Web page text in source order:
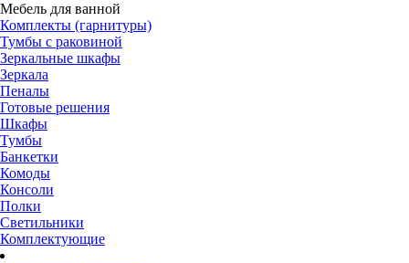
Мебель для ванной
Комплекты (гарнитуры)
Тумбы с раковиной
Зеркальные шкафы
Зеркала
Пеналы
Готовые решения
Шкафы
Тумбы
Банкетки
Комоды
Консоли
Полки
Светильники
Комплектующие